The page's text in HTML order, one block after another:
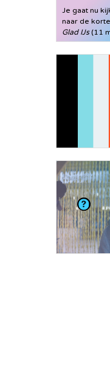
Je gaat nu
naar de
Glad IJs(11